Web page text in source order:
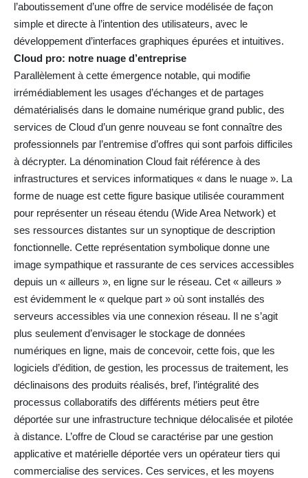
l’aboutissement d’une offre de service modélisée de façon
simple et directe à l’intention des utilisateurs, avec le
développement d’interfaces graphiques épurées et intuitives.
Cloud pro: notre nuage d’entreprise
Parallèlement à cette émergence notable, qui modifie
irrémédiablement les usages d’échanges et de partages
dématérialisés dans le domaine numérique grand public, des
services de Cloud d’un genre nouveau se font connaître des
professionnels par l’entremise d’offres qui sont parfois difficiles
à décrypter. La dénomination Cloud fait référence à des
infrastructures et services informatiques « dans le nuage ». La
forme de nuage est cette figure basique utilisée couramment
pour représenter un réseau étendu (Wide Area Network) et
ses ressources distantes sur un synoptique de description
fonctionnelle. Cette représentation symbolique donne une
image sympathique et rassurante de ces services accessibles
depuis un « ailleurs », en ligne sur le réseau. Cet « ailleurs »
est évidemment le « quelque part » où sont installés des
serveurs accessibles via une connexion réseau. Il ne s’agit
plus seulement d’envisager le stockage de données
numériques en ligne, mais de concevoir, cette fois, que les
logiciels d’édition, de gestion, les processus de traitement, les
déclinaisons des produits réalisés, bref, l’intégralité des
processus collaboratifs des différents métiers peut être
déportée sur une infrastructure technique délocalisée et pilotée
à distance. L’offre de Cloud se caractérise par une gestion
applicative et matérielle déportée vers un opérateur tiers qui
commercialise des services. Ces services, et les moyens